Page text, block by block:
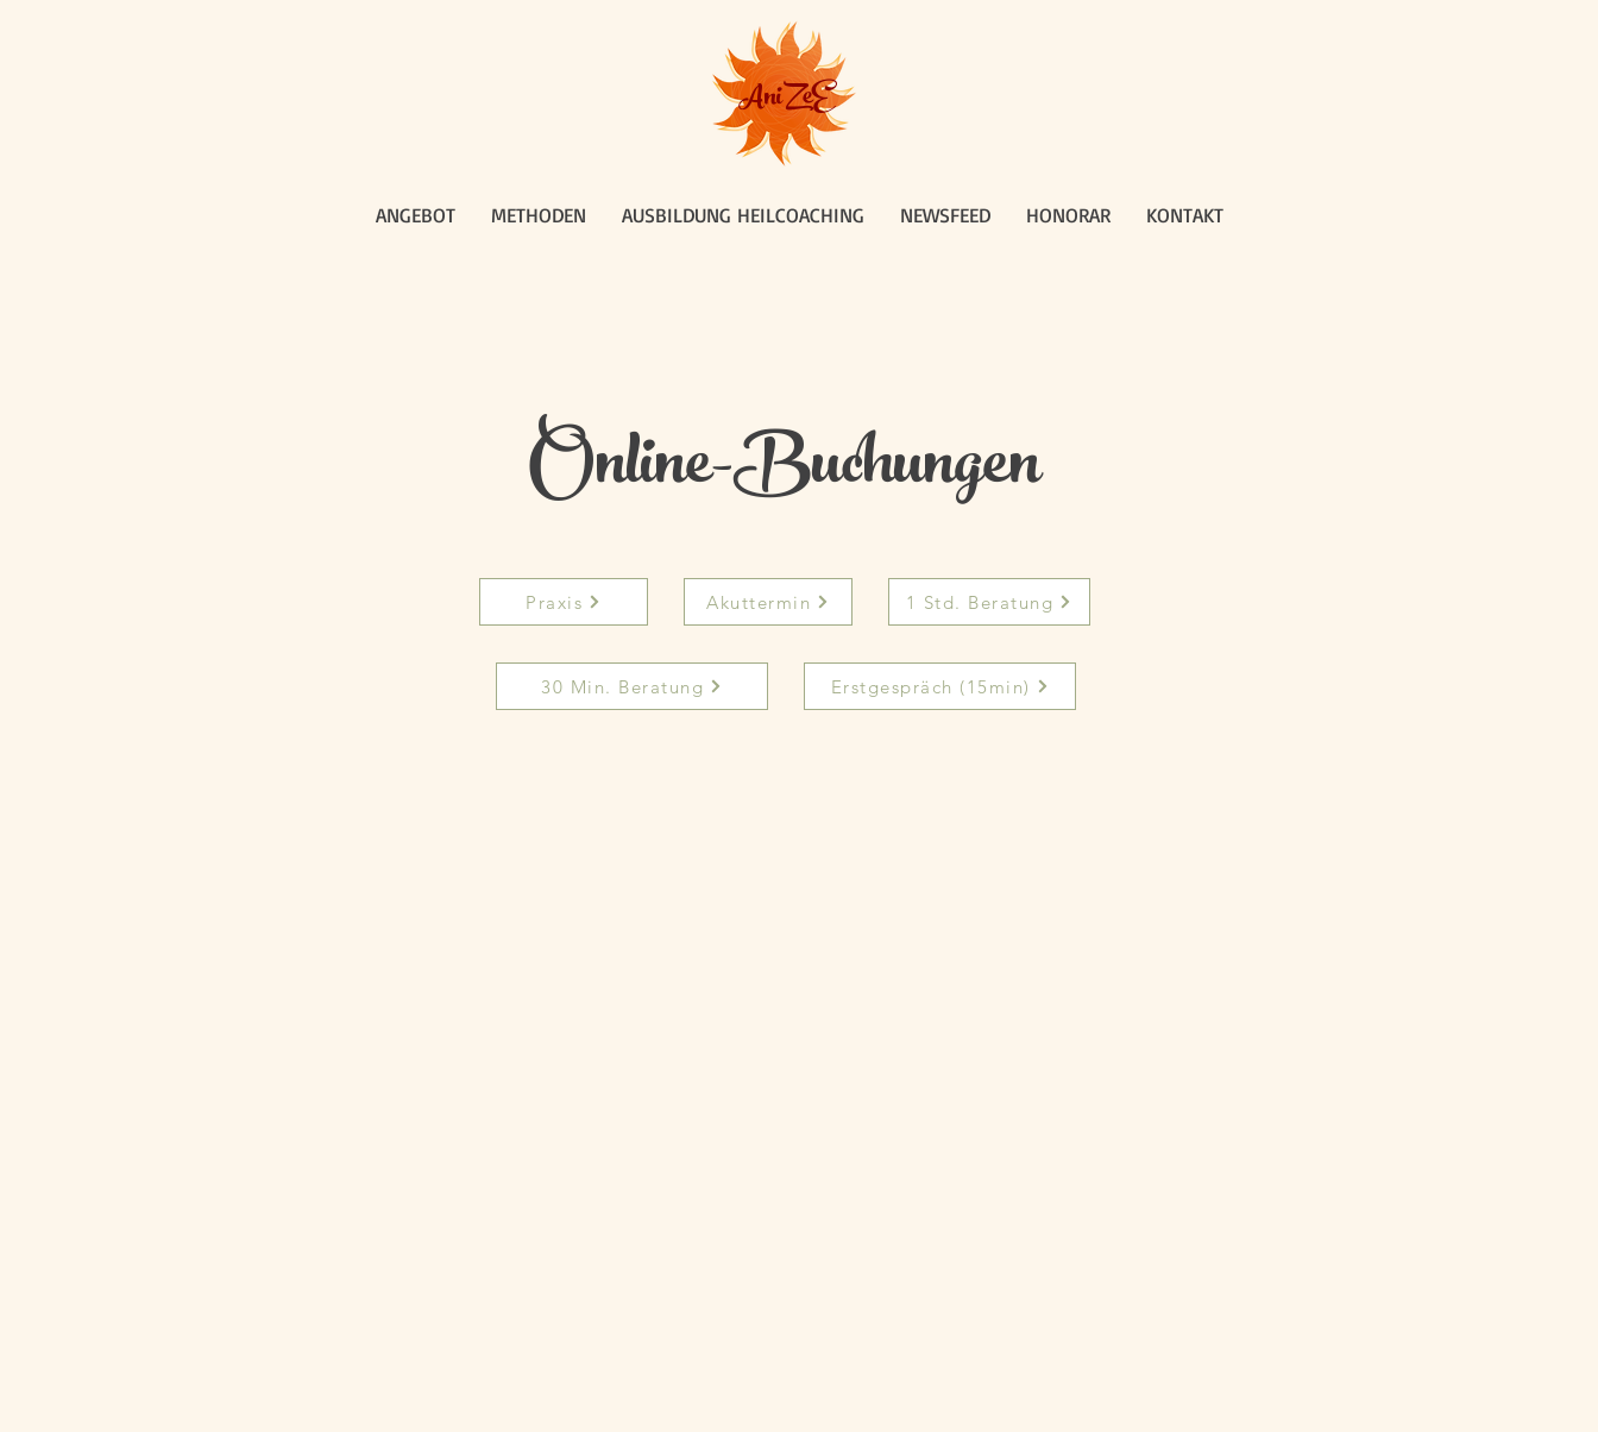
AniZeE
ANGEBOT METHODEN AUSBILDUNG HEILCOACHING NEWSFEED HONORAR KONTAKT
Online-Buchungen
Praxis Akuttermin 1 Std. Beratung
30 Min. Beratung Erstgespräch (15min)